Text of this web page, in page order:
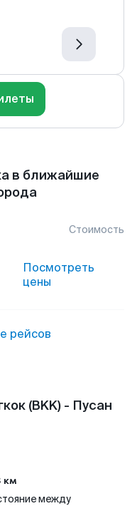
в ближайшие
Стоимость
Посмотреть
цены
рейсов
(BKK) - Пусан
км
между